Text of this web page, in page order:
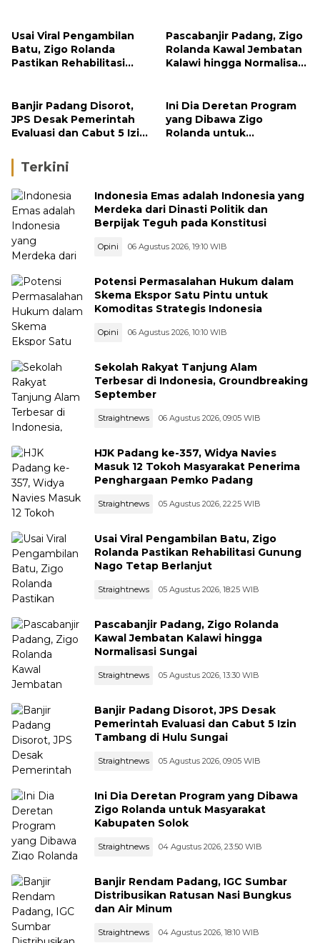
Usai Viral Pengambilan
Batu, Zigo Rolanda
Pastikan Rehabilitasi
Pascabanjir Padang, Zigo
Rolanda Kawal Jembatan
Kalawi hingga Normalisasi
Banjir Padang Disorot,
JPS Desak Pemerintah
Evaluasi dan Cabut 5 Izin
Ini Dia Deretan Program
yang Dibawa Zigo
Rolanda untuk
Terkini
Indonesia Emas adalah Indonesia yang
Merdeka dari Dinasti Politik dan
Berpijak Teguh pada Konstitusi
Opini 06 Agustus 2026, 19:10 WIB
Potensi Permasalahan Hukum dalam
Skema Ekspor Satu Pintu untuk
Komoditas Strategis Indonesia
Opini 06 Agustus 2026, 10:10 WIB
Sekolah Rakyat Tanjung Alam
Terbesar di Indonesia, Groundbreaking
September
Straightnews 06 Agustus 2026, 09:05 WIB
HJK Padang ke-357, Widya Navies
Masuk 12 Tokoh Masyarakat Penerima
Penghargaan Pemko Padang
Straightnews 05 Agustus 2026, 22:25 WIB
Usai Viral Pengambilan Batu, Zigo
Rolanda Pastikan Rehabilitasi Gunung
Nago Tetap Berlanjut
Straightnews 05 Agustus 2026, 18:25 WIB
Pascabanjir Padang, Zigo Rolanda
Kawal Jembatan Kalawi hingga
Normalisasi Sungai
Straightnews 05 Agustus 2026, 13:30 WIB
Banjir Padang Disorot, JPS Desak
Pemerintah Evaluasi dan Cabut 5 Izin
Tambang di Hulu Sungai
Straightnews 05 Agustus 2026, 09:05 WIB
Ini Dia Deretan Program yang Dibawa
Zigo Rolanda untuk Masyarakat
Kabupaten Solok
Straightnews 04 Agustus 2026, 23:50 WIB
Banjir Rendam Padang, IGC Sumbar
Distribusikan Ratusan Nasi Bungkus
dan Air Minum
Straightnews 04 Agustus 2026, 18:10 WIB